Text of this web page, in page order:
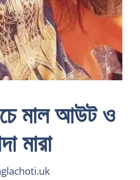
মাল আউট ও
মারা